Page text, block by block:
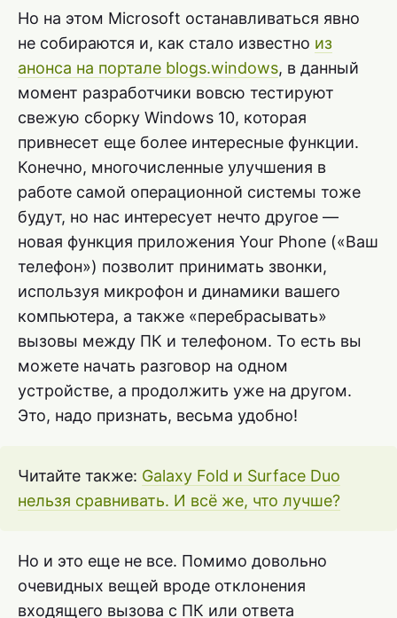
Но на этом Microsoft останавливаться явно
не собираются и, как стало известно из
анонса на портале blogs.windows, в данный
момент разработчики вовсю тестируют
свежую сборку Windows 10, которая
привнесет еще более интересные функции.
Конечно, многочисленные улучшения в
работе самой операционной системы тоже
будут, но нас интересует нечто другое —
новая функция приложения Your Phone («Ваш
телефон») позволит принимать звонки,
используя микрофон и динамики вашего
компьютера, а также «перебрасывать»
вызовы между ПК и телефоном. То есть вы
можете начать разговор на одном
устройстве, а продолжить уже на другом.
Это, надо признать, весьма удобно!
Читайте также: Galaxy Fold и Surface Duo
нельзя сравнивать. И всё же, что лучше?
Но и это еще не все. Помимо довольно
очевидных вещей вроде отклонения
входящего вызова с ПК или ответа